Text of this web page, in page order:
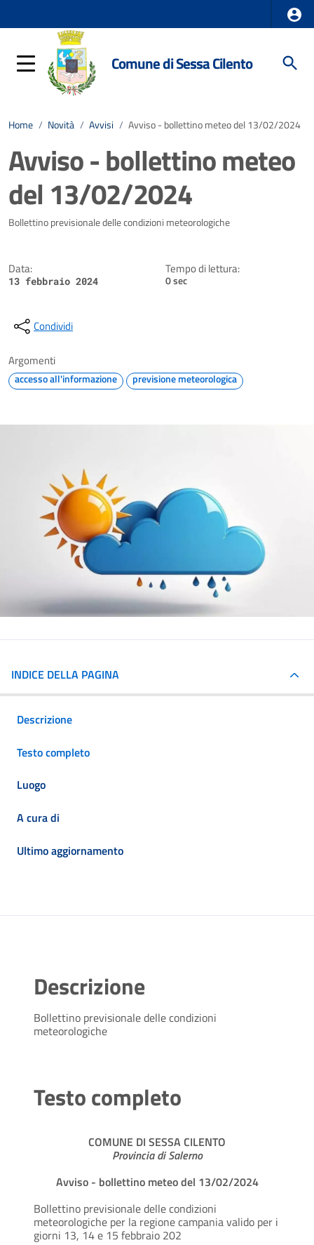
Comune di Sessa Cilento
Home / Novità / Avvisi / Avviso - bollettino meteo del 13/02/2024
Avviso - bollettino meteo
del 13/02/2024
Dettagli della notizia
Bollettino previsionale delle condizioni meteorologiche
Data:
13 febbraio 2024
Tempo di lettura:
0 sec
Condividi
Argomenti
accesso all'informazione previsione meteorologica
INDICE DELLA PAGINA
Descrizione
Testo completo
Luogo
A cura di
Ultimo aggiornamento
Descrizione
Bollettino previsionale delle condizioni
meteorologiche
Testo completo
COMUNE DI SESSA CILENTO
Provincia di Salerno
Avviso - bollettino meteo del 13/02/2024
Bollettino previsionale delle condizioni
meteorologiche per la regione campania valido per i
giorni 13, 14 e 15 febbraio 202